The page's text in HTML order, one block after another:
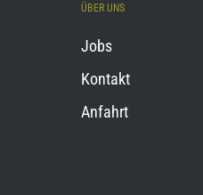
ÜBER UNS
Jobs
Kontakt
Anfahrt